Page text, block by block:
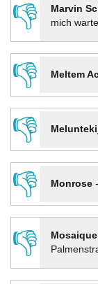
👎 Marvin
mich
👎
Meltem
👎
👎
Monrose-
👎
Mosaique